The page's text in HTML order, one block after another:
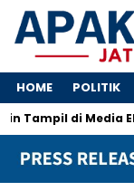
HOME POLITIK
di Media